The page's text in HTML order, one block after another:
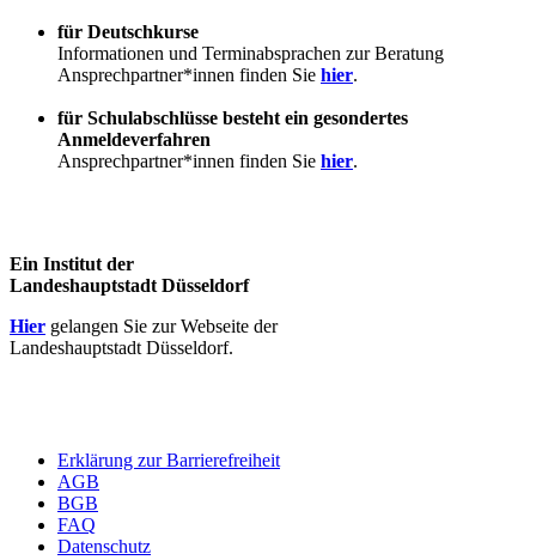
für Deutschkurse
Informationen und Terminabsprachen zur Beratung
Ansprechpartner*innen finden Sie hier.
für Schulabschlüsse besteht ein gesondertes
Anmeldeverfahren
Ansprechpartner*innen finden Sie hier.
Ein Institut der
Landeshauptstadt Düsseldorf
Hier gelangen Sie zur Webseite der
Landeshauptstadt Düsseldorf.
Erklärung zur Barrierefreiheit
AGB
BGB
FAQ
Datenschutz